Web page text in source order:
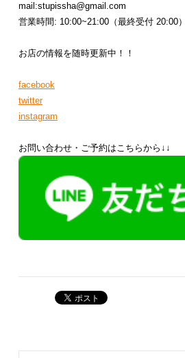
mail:stupissha@gmail.com
営業時間: 10:00~21:00（最終受付 20:00）
お店の情報を随時更新中！！
facebook
twitter
instagram
お問い合わせ・ご予約はこちらから↓↓